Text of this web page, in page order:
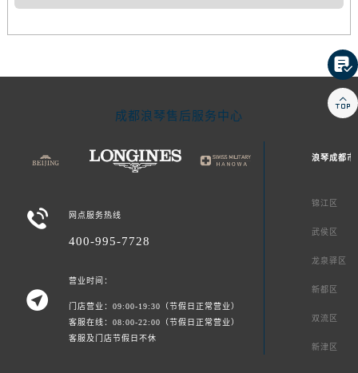
成都浪琴售后服务中心
 网点服务热线
400-995-7728

营业时间：
门店营业：09:00-19:30（节假日正常营业）
客服在线：08:00-22:00（节假日正常营业）
客服及门店节假日不休
浪琴成都市
锦江区
武侯区
龙泉驿区
新都区
双流区
新津区

